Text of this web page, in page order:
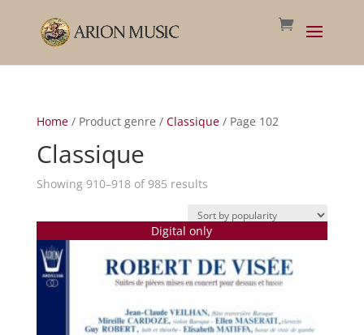
Home/ Product genre / Classique/ Page 102
Classique
Showing 910–918 of 985 resultsSorted
popularity
Digital only